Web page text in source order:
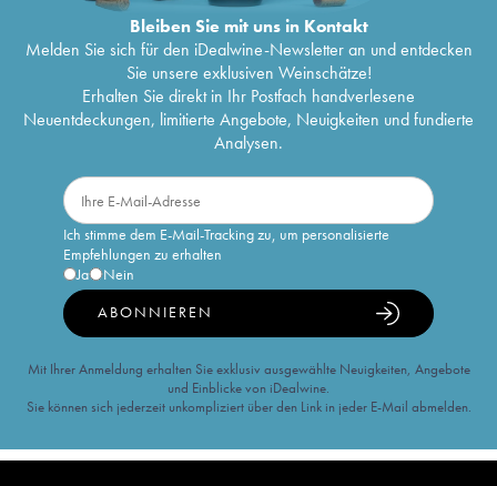
Bleiben Sie mit uns in Kontakt
Melden Sie sich für den iDealwine-Newsletter an und entdecken
Sie unsere exklusiven Weinschätze!
Erhalten Sie direkt in Ihr Postfach handverlesene
Neuentdeckungen, limitierte Angebote, Neuigkeiten und fundierte
Analysen.
Ich stimme dem E-Mail-Tracking zu, um personalisierte
Empfehlungen zu erhalten
Ja
Nein
ABONNIEREN
Mit Ihrer Anmeldung erhalten Sie exklusiv ausgewählte Neuigkeiten, Angebote
und Einblicke von iDealwine.
Sie können sich jederzeit unkompliziert über den Link in jeder E-Mail abmelden.